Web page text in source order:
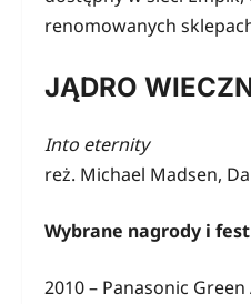
renomowanych
JĄDRO
Into eternity
reż. Michael Madsen,
Wybrane nagrody i
2010 – Panasonic